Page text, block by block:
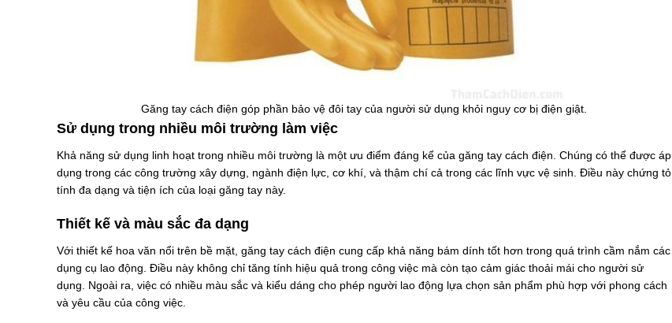
Găng tay cách điện góp phần bảo vệ đôi tay của người sử dụng khỏi nguy cơ bị điện giật.
Sử dụng trong nhiều môi trường làm việc
Khả năng sử dụng linh hoạt trong nhiều môi trường là một ưu điểm đáng kể của găng tay cách điện. Chúng có thể được áp
dụng trong các công trường xây dựng, ngành điện lực, cơ khí, và thậm chí cả trong các lĩnh vực vệ sinh. Điều này chứng tỏ
tính đa dạng và tiện ích của loại găng tay này.
Thiết kế và màu sắc đa dạng
Với thiết kế hoa văn nổi trên bề mặt, găng tay cách điện cung cấp khả năng bám dính tốt hơn trong quá trình cầm nắm các
dụng cụ lao động. Điều này không chỉ tăng tính hiệu quả trong công việc mà còn tạo cảm giác thoải mái cho người sử
dụng. Ngoài ra, việc có nhiều màu sắc và kiểu dáng cho phép người lao động lựa chọn sản phẩm phù hợp với phong cách
và yêu cầu của công việc.